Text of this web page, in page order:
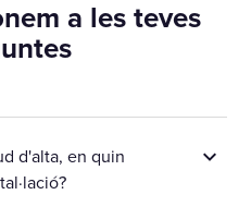
a les teves
d'alta, en quin